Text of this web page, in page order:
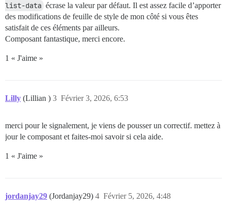
list-data écrase la valeur par défaut. Il est assez facile d’apporter
des modifications de feuille de style de mon côté si vous êtes
satisfait de ces éléments par ailleurs.
Composant fantastique, merci encore.
1 « J'aime »
Lilly (Lillian ) Février 3, 2026, 6:53
3
merci pour le signalement, je viens de pousser un correctif. mettez à
jour le composant et faites-moi savoir si cela aide.
1 « J'aime »
jordanjay29 (Jordanjay29) Février 5, 2026, 4:48
4